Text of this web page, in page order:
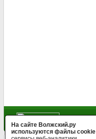
На сайте Волжский.ру
используются файлы cookie